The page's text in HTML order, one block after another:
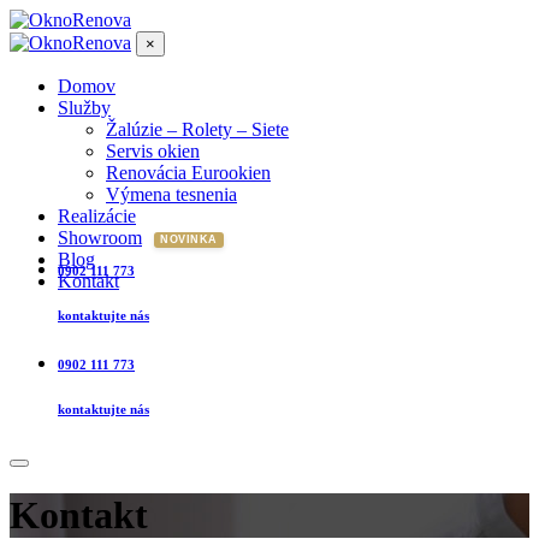
×
Domov
Služby
Žalúzie – Rolety – Siete
Servis okien
Renovácia Eurookien
Výmena tesnenia
Realizácie
Showroom
Blog
Kontakt
0902 111 773
kontaktujte nás
0902 111 773
kontaktujte nás
Kontakt